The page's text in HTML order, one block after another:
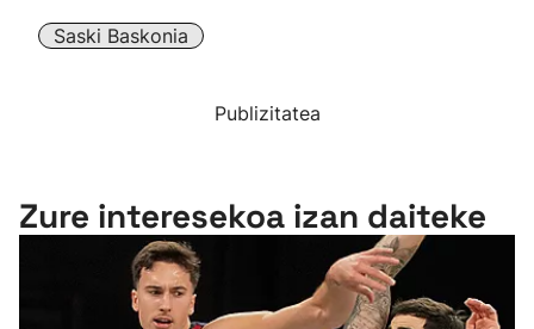
Saski Baskonia
Publizitatea
Zure interesekoa izan daiteke